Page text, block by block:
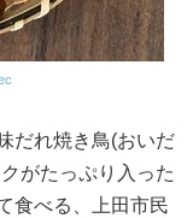
だれ焼き鳥(おいだ
がたっぷり入った
食べる、上田市民